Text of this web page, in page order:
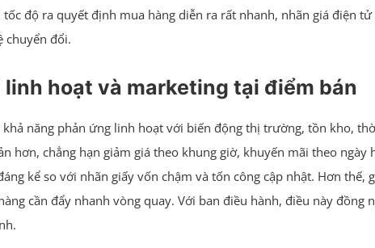
độ ra quyết định mua hàng diễn ra rất nhanh, nhãn giá điện
chuyển đổi.
hoạt và marketing tại điểm bán
năng phản ứng linh hoạt với biến động thị trường, tồn kho,
hơn, chẳng hạn giảm giá theo khung giờ, khuyến mãi theo
kể so với nhãn giấy vốn chậm và tốn công cập nhật. Hơn thế,
cần đẩy nhanh vòng quay. Với ban điều hành, điều này đồng